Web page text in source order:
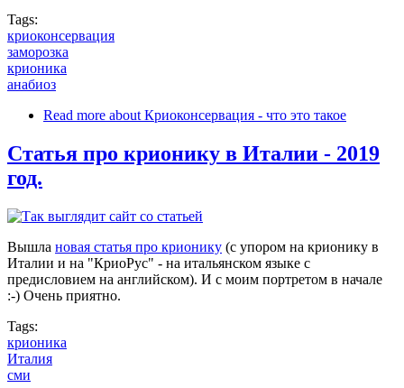
Tags:
криоконсервация
заморозка
крионика
анабиоз
Read more about Криоконсервация - что это такое
Статья про крионику в Италии - 2019
год.
Вышла новая статья про крионику (с упором на крионику в
Италии и на "КриоРус" - на итальянском языке с
предисловием на английском). И с моим портретом в начале
:-) Очень приятно.
Tags:
крионика
Италия
сми